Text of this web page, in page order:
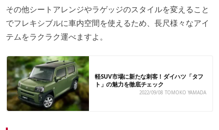
その他シートアレンジやラゲッジのスタイルを変えること
でフレキシブルに車内空間を使えるため、長尺様々なアイ
テムをラクラク運べますよ。
軽SUV市場に新たな刺客！ダイハツ「タフ
ト」の魅力を徹底チェック
2022/09/08 TOMOKO YAMADA